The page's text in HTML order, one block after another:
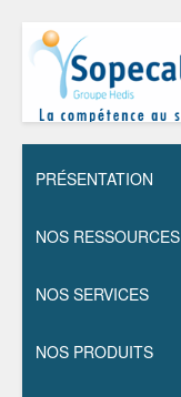
PRÉSENTATION
NOS RESSOURCES
NOS SERVICES
NOS PRODUITS